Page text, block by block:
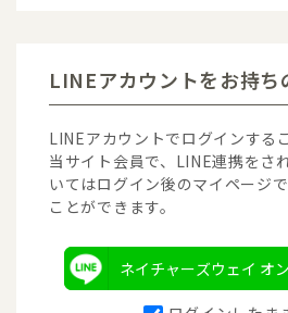
LINEアカウントをお持ち
LINEアカウントでログインする
当サイト会員で、LINE連携をさ
いてはログイン後のマイページ
ことができます。
ネイチャーズウェイ オ